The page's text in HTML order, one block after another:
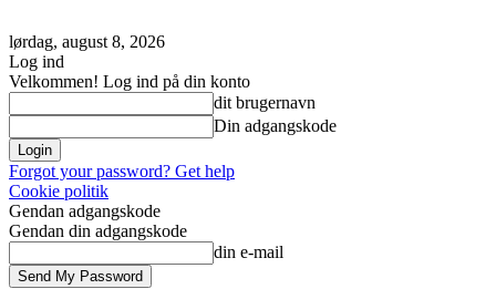
lørdag, august 8, 2026
Log ind
Velkommen! Log ind på din konto
dit brugernavn
Din adgangskode
Forgot your password? Get help
Cookie politik
Gendan adgangskode
Gendan din adgangskode
din e-mail